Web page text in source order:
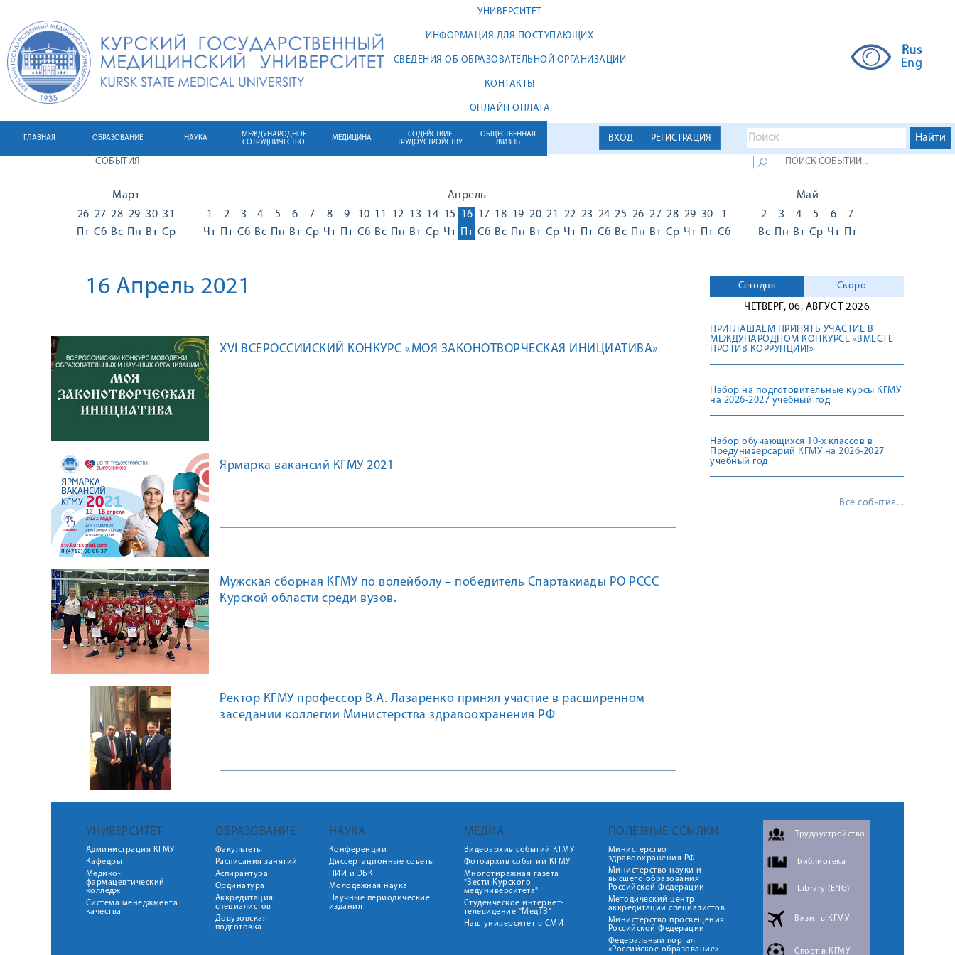
УНИВЕРСИТЕТ
ИНФОРМАЦИЯ ДЛЯ ПОСТУПАЮЩИХ
СВЕДЕНИЯ ОБ ОБРАЗОВАТЕЛЬНОЙ ОРГАНИЗАЦИИ
КОНТАКТЫ
ОНЛАЙН ОПЛАТА
Rus
Eng
ВХОД РЕГИСТРАЦИЯ
ГЛАВНАЯ ОБРАЗОВАНИЕ НАУКА
МЕЖДУНАРОДНОЕ
СОТРУДНИЧЕСТВО
МЕДИЦИНА
СОДЕЙСТВИЕ
ТРУДОУСТРОЙСТВУ
ОБЩЕСТВЕННАЯ
ЖИЗНЬ
СОБЫТИЯ
Март
26
Пт
27
Сб
28
Вс
29
Пн
30
Вт
31
Ср
Апрель
1
Чт
2
Пт
3
Сб
4
Вс
5
Пн
6
Вт
7
Ср
8
Чт
9
Пт
10
Сб
11
Вс
12
Пн
13
Вт
14
Ср
15
Чт
16
Пт
17
Сб
18
Вс
19
Пн
20
Вт
21
Ср
22
Чт
23
Пт
24
Сб
25
Вс
26
Пн
27
Вт
28
Ср
29
Чт
30
Пт
1
Сб
Май
2
Вс
3
Пн
4
Вт
5
Ср
6
Чт
7
Пт
16 Апрель 2021
XVI ВСЕРОССИЙСКИЙ КОНКУРС «МОЯ ЗАКОНОТВОРЧЕСКАЯ ИНИЦИАТИВА»
Ярмарка вакансий КГМУ 2021
Мужская сборная КГМУ по волейболу – победитель Спартакиады РО РССС
Курской области среди вузов.
Ректор КГМУ профессор В.А. Лазаренко принял участие в расширенном
заседании коллегии Министерства здравоохранения РФ
Сегодня
Скоро
ЧЕТВЕРГ, 06, АВГУСТ 2026
ПРИГЛАШАЕМ ПРИНЯТЬ УЧАСТИЕ В
МЕЖДУНАРОДНОМ КОНКУРСЕ «ВМЕСТЕ
ПРОТИВ КОРРУПЦИИ!»
Набор на подготовительные курсы КГМУ
на 2026-2027 учебный год
Набор обучающихся 10-х классов в
Предуниверсарий КГМУ на 2026-2027
учебный год
Все события...
УНИВЕРСИТЕТ
Администрация КГМУ
Кафедры
Медико-
фармацевтический
колледж
Система менеджмента
качества
ОБРАЗОВАНИЕ
Факультеты
Расписания занятий
Аспирантура
Ординатура
Аккредитация
специалистов
Довузовская
подготовка
НАУКА
Конференции
Диссертационные советы
НИИ и ЭБК
Молодежная наука
Научные периодические
издания
МЕДИА
Видеоархив событий КГМУ
Фотоархив событий КГМУ
Многотиражная газета
"Вести Курского
медуниверситета"
Студенческое интернет-
телевидение "МедТВ"
Наш университет в СМИ
ПОЛЕЗНЫЕ ССЫЛКИ
Министерство
здравоохранения РФ
Министерство науки и
высшего образования
Российской Федерации
Методический центр
аккредитации специалистов
Министерство просвещения
Российской Федерации
Федеральный портал
«Российское образование»
Трудоустройство
Библиотека
Library (ENG)
Визит в КГМУ
Спорт в КГМУ